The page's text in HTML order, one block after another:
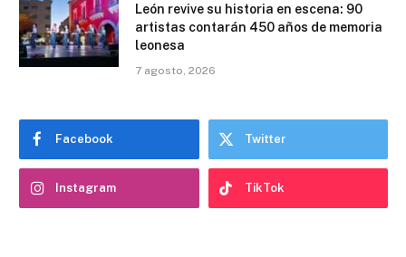
León revive su historia en escena: 90
artistas contarán 450 años de memoria
leonesa
7 agosto, 2026
Facebook Twitter
Instagram TikTok